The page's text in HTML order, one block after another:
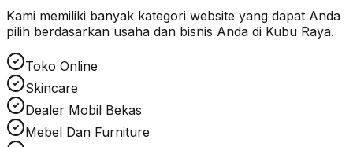
Kami memiliki banyak kategori website yang dapat Anda
pilih berdasarkan usaha dan bisnis Anda di Kubu Raya.
Toko Online
Skincare
Dealer Mobil Bekas
Mebel Dan Furniture